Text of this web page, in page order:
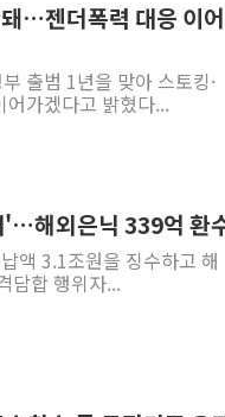
산기지 누출, 백린 아닌 무해
산처리업체서 불 2시간30여
…젠더폭력 대응 이어
출범 1년을 맞아 스토킹·
가겠다고 밝혔다...
'…해외은닉 339억 환
액 3.1조원을 징수하고 해
담합 행위자...